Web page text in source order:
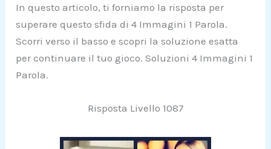
In questo articolo, ti forniamo la risposta per
superare questo sfida di 4 Immagini 1 Parola.
Scorri verso il basso e scopri la soluzione esatta
per continuare il tuo gioco. Soluzioni 4 Immagini 1
Parola.
Risposta Livello 1087